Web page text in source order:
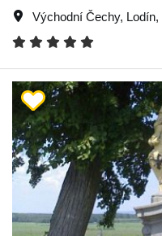
Východní Čechy, Lodín,